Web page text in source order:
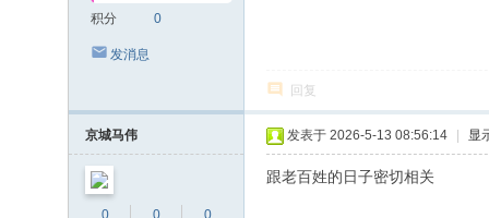
积分 0
发消息
回复
京城马伟
0
0
0
发表于 2026-5-13 08:56:14 显
跟老百姓的日子密切相关